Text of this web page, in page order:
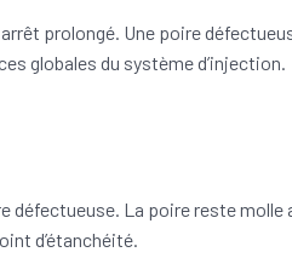
prolongé. Une poire
globales du système d’injection.
La poire reste molle
d’étanchéité.